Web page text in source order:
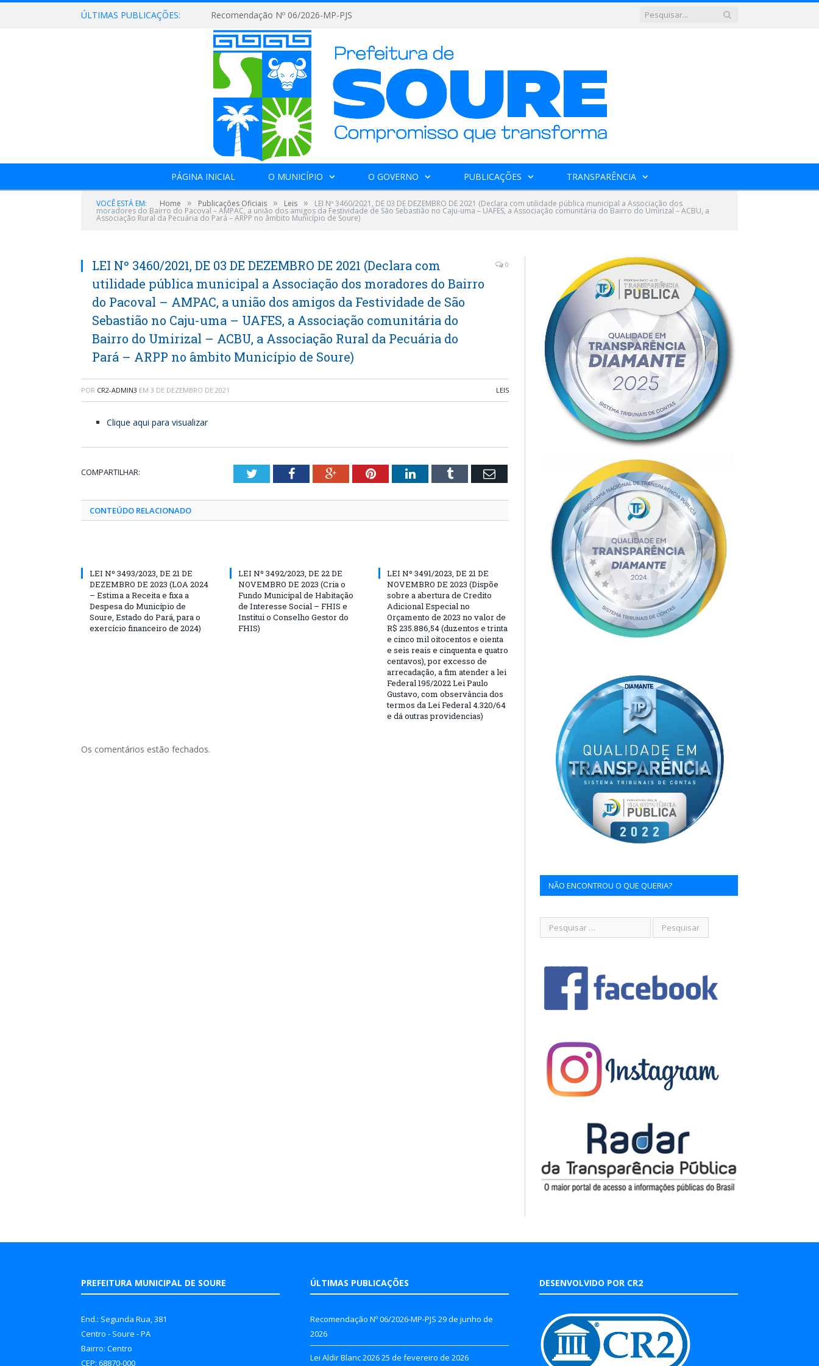
ÚLTIMAS PUBLICAÇÕES: Recomendação Nº 06/2026-MP-PJS
PÁGINA INICIAL O MUNICÍPIO O GOVERNO PUBLICAÇÕES TRANSPARÊNCIA
VOCÊ ESTÁ EM: Home » Publicações Oficiais » Leis » LEI Nº 3460/2021, DE 03 DE DEZEMBRO DE 2021 (Declara com utilidade pública municipal a Associação dos
moradores do Bairro do Pacoval – AMPAC, a união dos amigos da Festividade de São Sebastião no Caju-uma – UAFES, a Associação comunitária do Bairro do Umirizal – ACBU, a
Associação Rural da Pecuária do Pará – ARPP no âmbito Município de Soure)
LEI Nº 3460/2021, DE 03 DE DEZEMBRO DE 2021 (Declara com
utilidade pública municipal a Associação dos moradores do Bairro
do Pacoval – AMPAC, a união dos amigos da Festividade de São
Sebastião no Caju-uma – UAFES, a Associação comunitária do
Bairro do Umirizal – ACBU, a Associação Rural da Pecuária do
Pará – ARPP no âmbito Município de Soure)
0
POR CR2-ADMIN3 EM 3 DE DEZEMBRO DE 2021 LEIS
Clique aqui para visualizar
COMPARTILHAR: TwitterFacebookGoogle+PinterestLinkedInTumblr Email
CONTEÚDO RELACIONADO
LEI Nº 3493/2023, DE 21 DE
DEZEMBRO DE 2023 (LOA 2024
– Estima a Receita e fixa a
Despesa do Município de
Soure, Estado do Pará, para o
exercício financeiro de 2024)
LEI Nº 3492/2023, DE 22 DE
NOVEMBRO DE 2023 (Cria o
Fundo Municipal de Habitação
de Interesse Social – FHIS e
Institui o Conselho Gestor do
FHIS)
LEI Nº 3491/2023, DE 21 DE
NOVEMBRO DE 2023 (Dispõe
sobre a abertura de Credito
Adicional Especial no
Orçamento de 2023 no valor de
R$ 235.886,54 (duzentos e trinta
e cinco mil oitocentos e oienta
e seis reais e cinquenta e quatro
centavos), por excesso de
arrecadação, a fim atender a lei
Federal 195/2022 Lei Paulo
Gustavo, com observância dos
termos da Lei Federal 4.320/64
e dá outras providencias)
Os comentários estão fechados.
NÃO ENCONTROU O QUE QUERIA?
PREFEITURA MUNICIPAL DE SOURE
End.: Segunda Rua, 381
Centro - Soure - PA
Bairro: Centro
CEP: 68870-000
ÚLTIMAS PUBLICAÇÕES
Recomendação Nº 06/2026-MP-PJS 29 de junho de
2026
Lei Aldir Blanc 202625 de fevereiro de 2026
DESENVOLVIDO POR CR2